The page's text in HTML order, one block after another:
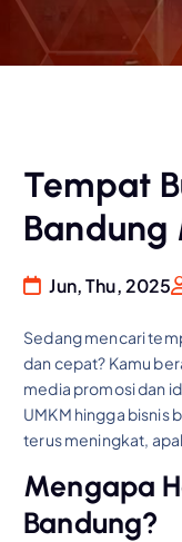
Tempat
Bandung
Jun, Thu, 2025
Sedang mencari
dan cepat? Kamu
media promosi dan
UMKM hingga bisnis
terus meningkat,
Mengapa
Bandung?